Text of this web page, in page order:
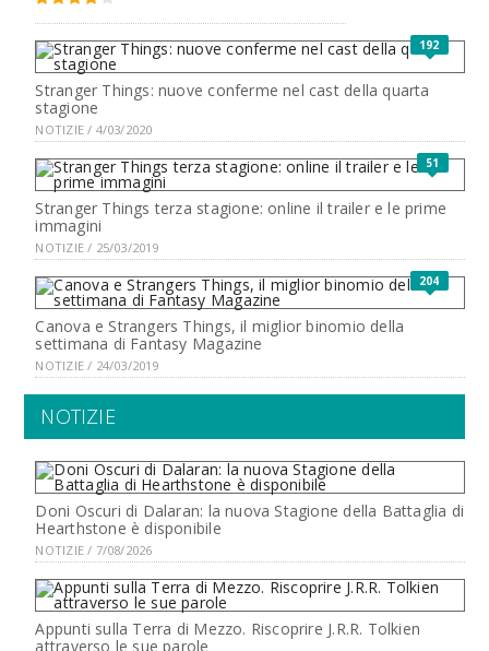
192
Stranger Things: nuove conferme nel cast della quarta
stagione
NOTIZIE / 4/03/2020
51
Stranger Things terza stagione: online il trailer e le prime
immagini
NOTIZIE / 25/03/2019
204
Canova e Strangers Things, il miglior binomio della
settimana di Fantasy Magazine
NOTIZIE / 24/03/2019
NOTIZIE
Doni Oscuri di Dalaran: la nuova Stagione della Battaglia di
Hearthstone è disponibile
NOTIZIE / 7/08/2026
Appunti sulla Terra di Mezzo. Riscoprire J.R.R. Tolkien
attraverso le sue parole